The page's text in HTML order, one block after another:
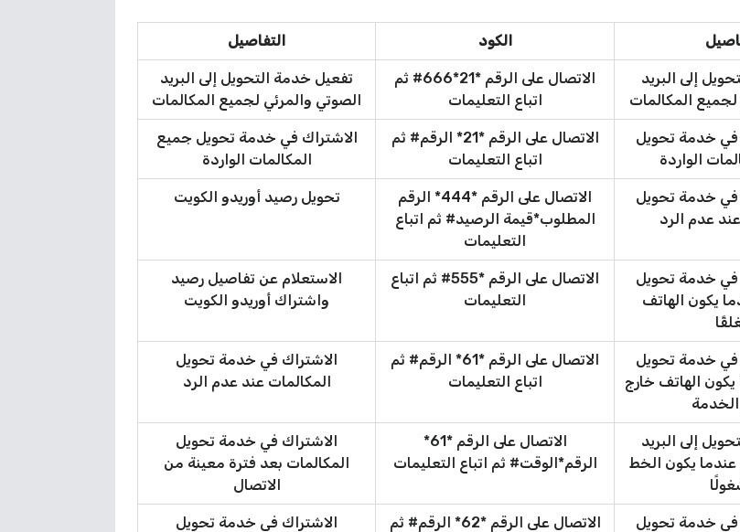
الكود التفاصيل
إلى البريد
المكالمات
الاتصال على الرقم *21*666# ثم
اتباع التعليمات
تفعيل خدمة التحويل إلى البريد
الصوتي والمرئي لجميع المكالمات
في خدمة تحويل
الواردة
الاتصال على الرقم *21* الرقم# ثم
اتباع التعليمات
الاشتراك في خدمة تحويل جميع
المكالمات الواردة
في خدمة تحويل
عدم الرد
الاتصال على الرقم *444* الرقم
المطلوب*قيمة الرصيد# ثم اتباع
التعليمات
تحويل رصيد أوريدو الكويت
في خدمة تحويل
يكون الهاتف
الاتصال على الرقم *555# ثم اتباع
التعليمات
الاستعلام عن تفاصيل رصيد
واشتراك أوريدو الكويت
في خدمة تحويل
يكون الهاتف خارج
الاتصال على الرقم *61* الرقم# ثم
اتباع التعليمات
الاشتراك في خدمة تحويل
المكالمات عند عدم الرد
إلى البريد
عندما يكون الخط
الاتصال على الرقم *61*
الرقم*الوقت# ثم اتباع التعليمات
الاشتراك في خدمة تحويل
المكالمات بعد فترة معينة من
الاتصال
في خدمة تحويل
الاتصال على الرقم *62* الرقم# ثم
الاشتراك في خدمة تحويل